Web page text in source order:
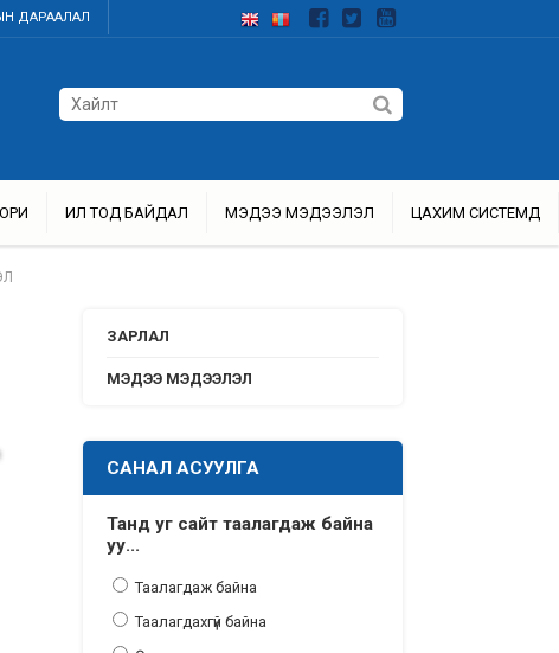
ДАРААЛАЛ
ИЛ ТОД БАЙДАЛ МЭДЭЭ МЭДЭЭЛЭЛ ЦАХИМ СИСТЕМҮҮД
ЗАРЛАЛ
МЭДЭЭ МЭДЭЭЛЭЛ
САНАЛ АСУУЛГА
Танд уг сайт таалагдаж байна
уу...
Таалагдаж байна
Таалагдахгүй байна